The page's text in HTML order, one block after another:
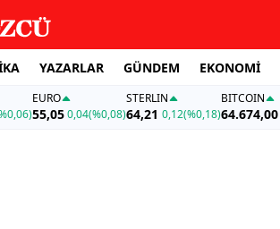
YAZARLAR GÜNDEM EKONOMİ
EURO
55,05 0,04(%0,08)
STERLIN
64,21 0,12(%0,18)
BITCOIN
64.674,00